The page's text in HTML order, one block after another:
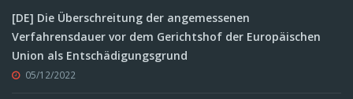
[DE] Die Überschreitung der angemessenen
Verfahrensdauer vor dem Gerichtshof der Europäischen
Union als Entschädigungsgrund
05/12/2022